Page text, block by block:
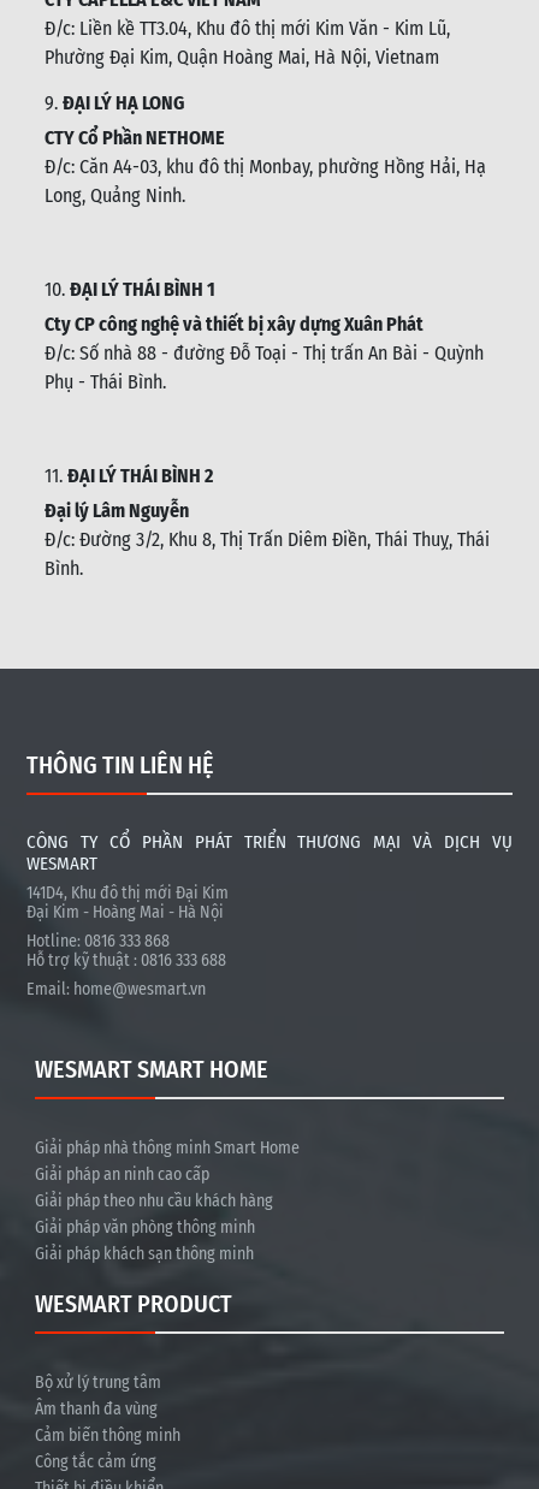
Đ/c: Liền kề TT3.04, Khu đô thị mới Kim Văn - Kim Lũ,
Phường Đại Kim, Quận Hoàng Mai, Hà Nội, Vietnam
9. ĐẠI LÝ HẠ LONG
CTY Cổ Phần NETHOME
Đ/c: Căn A4-03, khu đô thị Monbay, phường Hồng Hải, Hạ
Long, Quảng Ninh.
10. ĐẠI LÝ THÁI BÌNH 1
Cty CP công nghệ và thiết bị xây dựng Xuân Phát
Đ/c: Số nhà 88 - đường Đỗ Toại - Thị trấn An Bài - Quỳnh
Phụ - Thái Bình.
11. ĐẠI LÝ THÁI BÌNH 2
Đại lý Lâm Nguyễn
Đ/c: Đường 3/2, Khu 8, Thị Trấn Diêm Điền, Thái Thuỵ, Thái
Bình.
THÔNG TIN LIÊN HỆ
CÔNG TY CỔ PHẦN PHÁT TRIỂN THƯƠNG MẠI VÀ DỊCH VỤ
WESMART
141D4, Khu đô thị mới Đại Kim
Đại Kim - Hoàng Mai - Hà Nội
Hotline: 0816 333 868
Hỗ trợ kỹ thuật : 0816 333 688
Email: home@wesmart.vn
WESMART SMART HOME
Giải pháp nhà thông minh Smart Home
Giải pháp an ninh cao cấp
Giải pháp theo nhu cầu khách hàng
Giải pháp văn phòng thông minh
Giải pháp khách sạn thông minh
WESMART PRODUCT
Bộ xử lý trung tâm
Âm thanh đa vùng
Cảm biến thông minh
Công tắc cảm ứng